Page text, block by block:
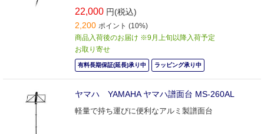
22,000 円(税込)
2,200 ポイント (10%)
商品入荷後のお届け ※9月上旬以降入荷予定
お取り寄せ
有料長期保証(延長)承り中 ラッピング承り中
ヤマハ YAMAHA ヤマハ譜面台 MS-260AL
軽量で持ち運びに便利なアルミ製譜面台